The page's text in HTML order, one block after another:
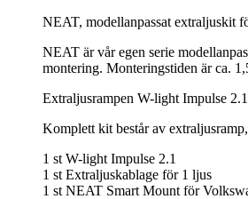
NEAT, modellanpassat extraljuskit
NEAT är vår egen serie
montering. Monteringstiden är ca.
Extraljusrampen W-light Impulse
Komplett kit består av
1 st W-light Impulse 2.1
1 st Extraljuskablage för 1 ljus
1 st NEAT Smart Mount för